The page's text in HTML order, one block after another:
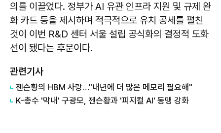
의를 이끌었다. 정부가 AI 유관 인프라 지원 및 규제 완
화 카드 등을 제시하며 적극적으로 유치 공세를 펼친
것이 이번 R&D 센터 서울 설립 공식화의 결정적 도화
선이 됐다는 후문이다.
관련기사
젠슨황의 HBM 사랑…"내년에 더 많은 메모리 필요해"
K-총수 '막내' 구광모, 젠슨황과 '피지컬 AI' 동맹 강화